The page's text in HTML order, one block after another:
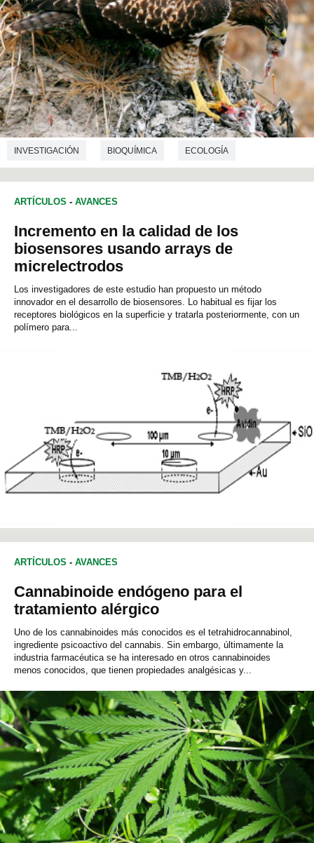
INVESTIGACIÓN BIOQUÍMICA ECOLOGÍA
ARTÍCULOS - AVANCES
Incremento en la calidad de los
biosensores usando arrays de
micrelectrodos
Los investigadores de este estudio han propuesto un método
innovador en el desarrollo de biosensores. Lo habitual es fijar los
receptores biológicos en la superficie y tratarla posteriormente, con un
polímero para...
ARTÍCULOS - AVANCES
Cannabinoide endógeno para el
tratamiento alérgico
Uno de los cannabinoides más conocidos es el tetrahidrocannabinol,
ingrediente psicoactivo del cannabis. Sin embargo, últimamente la
industria farmacéutica se ha interesado en otros cannabinoides
menos conocidos, que tienen propiedades analgésicas y...